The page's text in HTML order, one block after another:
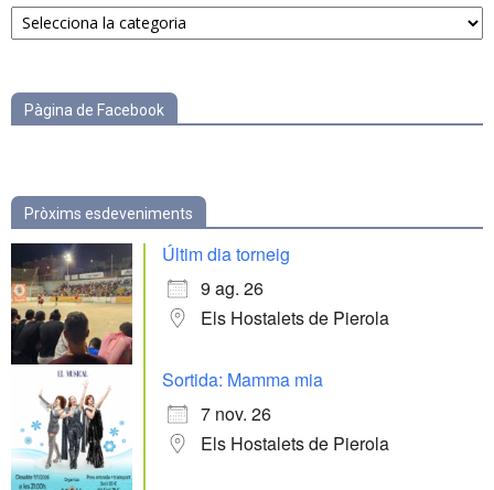
per
Pàgina de Facebook
Pròxims esdeveniments
Últim dia torneig
9 ag. 26
Els Hostalets de Pierola
Sortida: Mamma mia
7 nov. 26
Els Hostalets de Pierola